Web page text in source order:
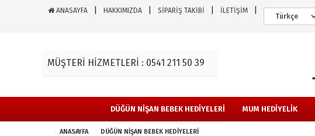
ANASAYFA HAKKIMIZDA SİPARİŞ TAKİBİ İLETİŞİM
MÜŞTERİ HİZMETLERİ : 0541 211 50 39
DÜĞÜN NİŞAN BEBEK HEDİYELERİ MUM HEDİYELİK
ANASAYFA DÜĞÜN NİŞAN BEBEK HEDİYELERİ